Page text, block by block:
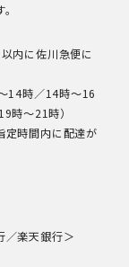
内に佐川急便に
14時／14時～16
時～21時）
定時間内に配達が
／楽天銀行＞